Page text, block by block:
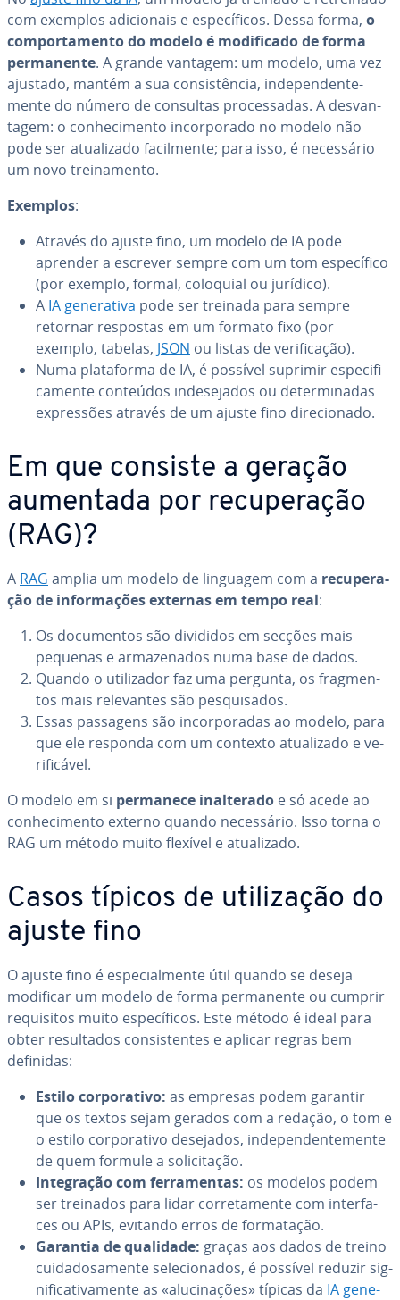
com exemplos adi­ci­o­nais e es­pe­cí­fi­cos. Dessa forma, o
com­por­ta­mento do modelo é mo­di­fi­cado de forma
per­ma­nente. A grande vantagem: um modelo, uma vez
ajustado, mantém a sua con­sis­tên­cia, in­de­pen­den­te­
mente do número de consultas pro­ces­sa­das. A des­van­
ta­gem: o co­nhe­ci­mento in­cor­po­rado no modelo não
pode ser atu­a­li­zado fa­cil­mente; para isso, é ne­ces­sá­rio
um novo trei­na­mento.
Exemplos:
Através do ajuste fino, um modelo de IA pode
aprender a escrever sempre com um tom es­pe­cí­fico
(por exemplo, formal, coloquial ou jurídico).
A IA ge­ne­ra­tiva pode ser treinada para sempre
retornar respostas em um formato fixo (por
exemplo, tabelas, JSON ou listas de ve­ri­fi­ca­ção).
Numa pla­ta­forma de IA, é possível suprimir es­pe­ci­fi­
ca­mente conteúdos in­de­se­ja­dos ou de­ter­mi­na­das
ex­pres­sões através de um ajuste fino di­re­ci­o­nado.
Em que consiste a geração
aumentada por re­cu­pe­ra­ção
(RAG)?
A RAG amplia um modelo de linguagem com a re­cu­pe­ra­
ção de in­for­ma­ções externas em tempo real:
Os do­cu­men­tos são divididos em secções mais
pequenas e ar­ma­ze­na­dos numa base de dados.
Quando o uti­li­za­dor faz uma pergunta, os frag­men­
tos mais re­le­van­tes são pes­qui­sa­dos.
Essas passagens são in­cor­po­ra­das ao modelo, para
que ele responda com um contexto atu­a­li­zado e ve­
ri­fi­cá­vel.
O modelo em si permanece inal­te­rado e só acede ao
co­nhe­ci­mento externo quando ne­ces­sá­rio. Isso torna o
RAG um método muito flexível e atu­a­li­zado.
Casos típicos de uti­li­za­ção do
ajuste fino
O ajuste fino é es­pe­ci­al­mente útil quando se deseja
modificar um modelo de forma per­ma­nente ou cumprir
re­qui­si­tos muito es­pe­cí­fi­cos. Este método é ideal para
obter re­sul­ta­dos con­sis­ten­tes e aplicar regras bem
definidas:
Estilo cor­po­ra­tivo: as empresas podem garantir
que os textos sejam gerados com a redação, o tom e
o estilo cor­po­ra­tivo desejados, in­de­pen­den­te­mente
de quem formule a so­li­ci­ta­ção.
In­te­gra­ção com fer­ra­men­tas: os modelos podem
ser treinados para lidar cor­re­ta­mente com in­ter­fa­
ces ou APIs, evitando erros de for­ma­ta­ção.
Garantia de qualidade: graças aos dados de treino
cui­da­do­sa­mente se­le­ci­o­na­dos, é possível reduzir sig­
ni­fi­ca­ti­va­mente as «alu­ci­na­ções» típicas da IA ge­ne­